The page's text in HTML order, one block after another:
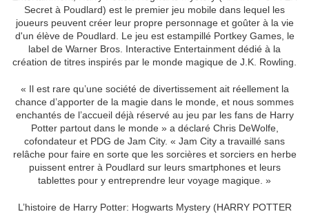
Secret à Poudlard) est le premier jeu mobile dans lequel les
joueurs peuvent créer leur propre personnage et goûter à la vie
d'un élève de Poudlard. Le jeu est estampillé Portkey Games, le
label de Warner Bros. Interactive Entertainment dédié à la
création de titres inspirés par le monde magique de J.K. Rowling.
« Il est rare qu’une société de divertissement ait réellement la
chance d’apporter de la magie dans le monde, et nous sommes
enchantés de l’accueil déjà réservé au jeu par les fans de Harry
Potter partout dans le monde » a déclaré Chris DeWolfe,
cofondateur et PDG de Jam City. « Jam City a travaillé sans
relâche pour faire en sorte que les sorcières et sorciers en herbe
puissent entrer à Poudlard sur leurs smartphones et leurs
tablettes pour y entreprendre leur voyage magique. »
L’histoire de Harry Potter: Hogwarts Mystery (HARRY POTTER